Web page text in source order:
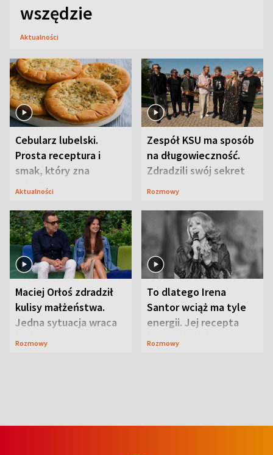
wszędzie
Aktualności
Cebularz lubelski.
Prosta receptura i
smak, który zna
Lubelszczyzna
Aktualności
Zespół KSU ma sposób
na długowieczność.
Zdradzili swój sekret
Rozmowy
Maciej Orłoś zdradził
kulisy małżeństwa.
Jedna sytuacja wraca
jak bumerang
Rozmowy
To dlatego Irena
Santor wciąż ma tyle
energii. Jej recepta
jest zaskakująco
Rozmowy